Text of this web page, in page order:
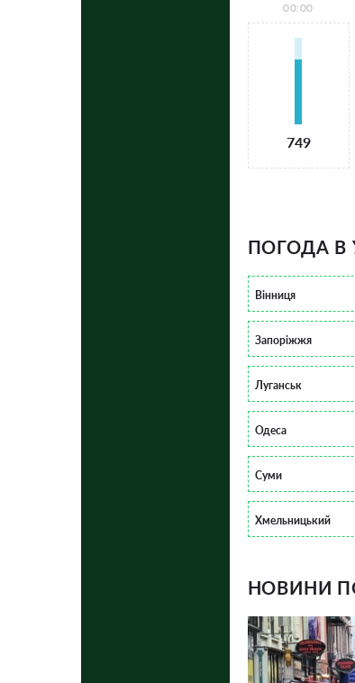
00:00
749
ПОГОДА В
Вінниця
Запоріжжя
Луганськ
Одеса
Суми
Хмельницький
НОВИНИ